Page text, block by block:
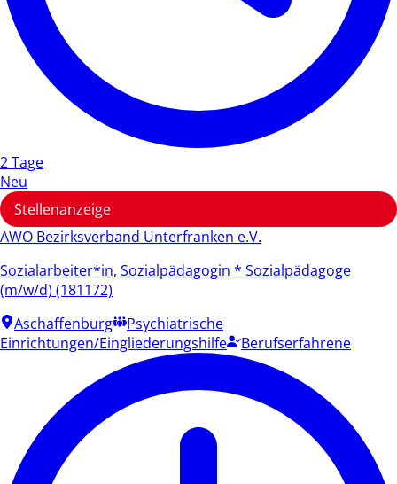
2 Tage
Neu
Stellenanzeige
AWO Bezirksverband Unterfranken e.V.
Sozialarbeiter*in, Sozialpädagogin * Sozialpädagoge
(m/w/d) (181172)
Aschaffenburg
Psychiatrische
Einrichtungen/Eingliederungshilfe
Berufserfahrene